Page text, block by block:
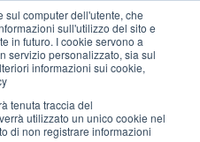
sul computer dell'utente, che
sull'utilizzo del sito e
in futuro. I cookie servono a
servizio personalizzato, sia sul
informazioni sui cookie,
tenuta traccia del
utilizzato un unico cookie nel
di non registrare informazioni
SOON
devono essere indicati
in sede di checkout